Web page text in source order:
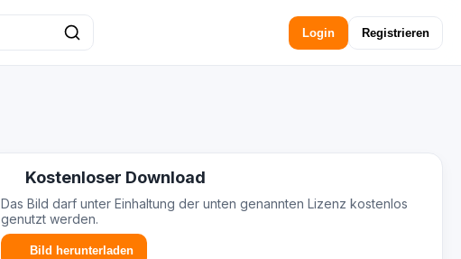
Login Registrieren
Kostenloser Download
Das Bild darf unter Einhaltung der unten genannten Lizenz kostenlos
genutzt werden.
Bild herunterladen